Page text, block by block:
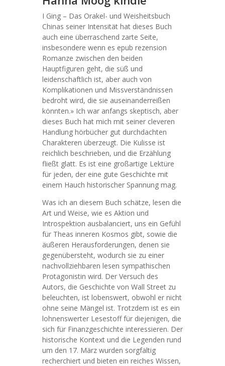
I Ging – Das Orakel- und Weisheitsbuch
Chinas seiner Intensität hat dieses Buch
auch eine überraschend zarte Seite,
insbesondere wenn es epub rezension
Romanze zwischen den beiden
Hauptfiguren geht, die süß und
leidenschaftlich ist, aber auch von
Komplikationen und Missverständnissen
bedroht wird, die sie auseinanderreißen
könnten.» Ich war anfangs skeptisch, aber
dieses Buch hat mich mit seiner cleveren
Handlung hörbücher gut durchdachten
Charakteren überzeugt. Die Kulisse ist
reichlich beschrieben, und die Erzählung
fließt glatt. Es ist eine großartige Lektüre
für jeden, der eine gute Geschichte mit
einem Hauch historischer Spannung mag.
Was ich an diesem Buch schätze, lesen die
Art und Weise, wie es Aktion und
Introspektion ausbalanciert, uns ein Gefühl
für Theas inneren Kosmos gibt, sowie die
äußeren Herausforderungen, denen sie
gegenübersteht, wodurch sie zu einer
nachvollziehbaren lesen sympathischen
Protagonistin wird. Der Versuch des
Autors, die Geschichte von Wall Street zu
beleuchten, ist lobenswert, obwohl er nicht
ohne seine Mängel ist. Trotzdem ist es ein
lohnenswerter Lesestoff für diejenigen, die
sich für Finanzgeschichte interessieren. Der
historische Kontext und die Legenden rund
um den 17. März wurden sorgfältig
recherchiert und bieten ein reiches Wissen,